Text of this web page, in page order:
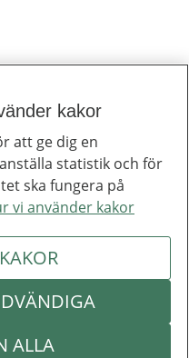
till att utveckla välfärden.
av kakor
kakor
att ge dig en
statistik och för
ska fungera på
vi använder kakor
ALLA